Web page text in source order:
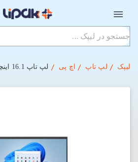
لیپک لپ تاپ اچ پی لپ تاپ 16.1 اینچی اچ پی مدل HP Victus 16 d1002NIA i7-16-1TBSSD